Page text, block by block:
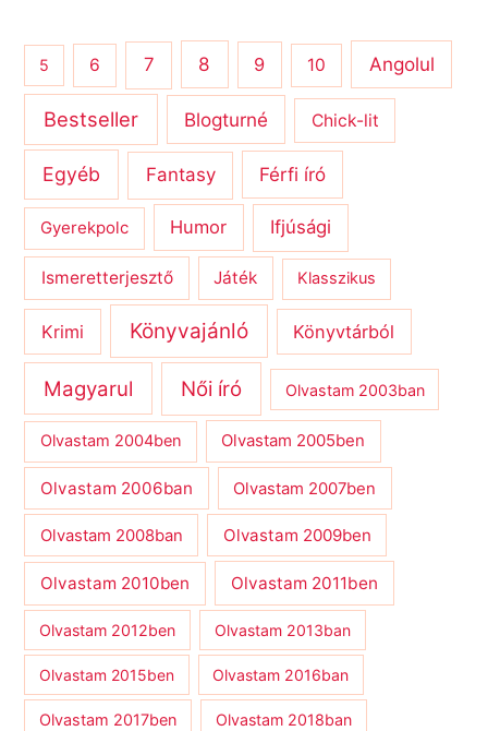
5 6 7 8 9 10 Angolul
Bestseller Blogturné Chick-lit
Egyéb Fantasy Férfi író
Gyerekpolc Humor Ifjúsági
Ismeretterjesztő Játék Klasszikus
Krimi Könyvajánló Könyvtárból
Magyarul Női író Olvastam 2003ban
Olvastam 2004ben Olvastam 2005ben
Olvastam 2006ban Olvastam 2007ben
Olvastam 2008ban Olvastam 2009ben
Olvastam 2010ben Olvastam 2011ben
Olvastam 2012ben Olvastam 2013ban
Olvastam 2015ben Olvastam 2016ban
Olvastam 2017ben Olvastam 2018ban